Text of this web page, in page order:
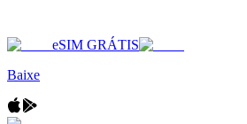
eSIM GRÁTIS
Baixe